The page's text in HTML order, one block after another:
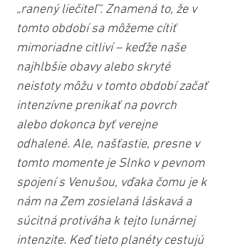
„ranený liečiteľ“. Znamená to, že v
tomto období sa môžeme cítiť
mimoriadne citliví – keďže naše
najhlbšie obavy alebo skryté
neistoty môžu v tomto období začať
intenzívne prenikať na povrch
alebo dokonca byť verejne
odhalené. Ale, našťastie, presne v
tomto momente je Slnko v pevnom
spojení s Venušou, vďaka čomu je k
nám na Zem zosielaná láskavá a
súcitná protiváha k tejto lunárnej
intenzite. Keď tieto planéty cestujú